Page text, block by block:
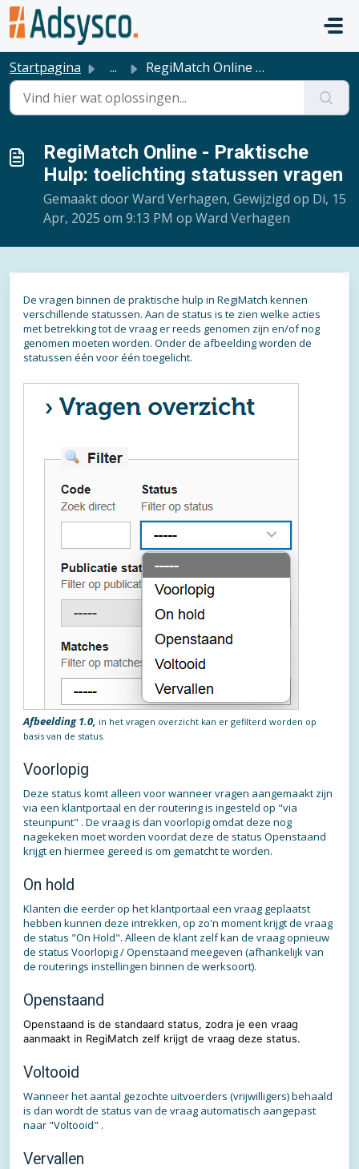
Doorgaan naar hoofdinhoud
Startpagina ... RegiMatch Online - Praktische Hulp: toelichting statussen...
RegiMatch Online - Praktische
Hulp: toelichting statussen vragen
Gemaakt door Ward Verhagen, Gewijzigd op Di, 15
Apr, 2025 om 9:13 PM op Ward Verhagen
De vragen binnen de praktische hulp in RegiMatch kennen
verschillende statussen. Aan de status is te zien welke acties
met betrekking tot de vraag er reeds genomen zijn en/of nog
genomen moeten worden. Onder de afbeelding worden de
statussen één voor één toegelicht.
Afbeelding 1.0, in het vragen overzicht kan er gefilterd worden op
basis van de status.
Voorlopig
Deze status komt alleen voor wanneer vragen aangemaakt zijn
via een klantportaal en der routering is ingesteld op "via
steunpunt" . De vraag is dan voorlopig omdat deze nog
nagekeken moet worden voordat deze de status Openstaand
krijgt en hiermee gereed is om gematcht te worden.
On hold
Klanten die eerder op het klantportaal een vraag geplaatst
hebben kunnen deze intrekken, op zo'n moment krijgt de vraag
de status "On Hold". Alleen de klant zelf kan de vraag opnieuw
de status Voorlopig / Openstaand meegeven (afhankelijk van
de routerings instellingen binnen de werksoort).
Openstaand
Openstaand is de standaard status, zodra je een vraag
aanmaakt in RegiMatch zelf krijgt de vraag deze status.
Voltooid
Wanneer het aantal gezochte uitvoerders (vrijwilligers) behaald
is dan wordt de status van de vraag automatisch aangepast
naar "Voltooid" .
Vervallen